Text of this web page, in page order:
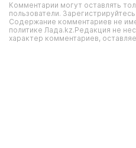
Комментарии могут оставлять
пользователи.
Содержание комментариев не
политике Лада.kz.Редакция не
характер комментариев,